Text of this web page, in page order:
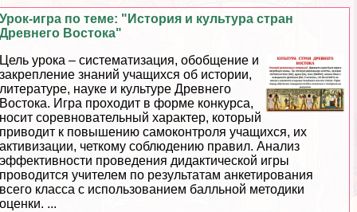
Урок-игра по теме: "История и культура стран
Древнего Востока"
Цель урока – систематизация, обобщение и
закрепление знаний учащихся об истории,
литературе, науке и культуре Древнего
Востока. Игра проходит в форме конкурса,
носит соревновательный хаpaктер, который
приводит к повышению самоконтроля учащихся, их
активизации, четкому соблюдению правил. Анализ
эффективности проведения дидактической игры
проводится учителем по результатам анкетирования
всего класса с использованием балльной методики
оценки. ...